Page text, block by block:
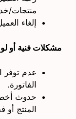
منتجات/
إلغاء
مشكلات فنية أو
عدم توفر
الفاتورة.
حدوث
المنتج أو